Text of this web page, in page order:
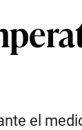
el